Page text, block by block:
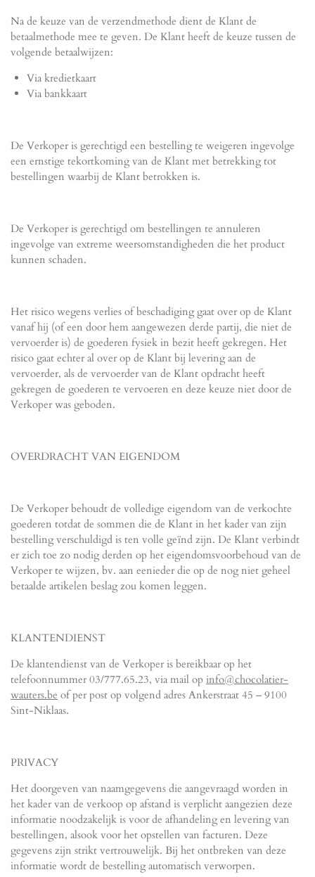
Na de keuze van de verzendmethode dient de Klant de
betaalmethode mee te geven. De Klant heeft de keuze tussen de
volgende betaalwijzen:
Via kredietkaart
Via bankkaart
De Verkoper is gerechtigd een bestelling te weigeren ingevolge
een ernstige tekortkoming van de Klant met betrekking tot
bestellingen waarbij de Klant betrokken is.
De Verkoper is gerechtigd om bestellingen te annuleren
ingevolge van extreme weersomstandigheden die het product
kunnen schaden.
Het risico wegens verlies of beschadiging gaat over op de Klant
vanaf hij (of een door hem aangewezen derde partij, die niet de
vervoerder is) de goederen fysiek in bezit heeft gekregen. Het
risico gaat echter al over op de Klant bij levering aan de
vervoerder, als de vervoerder van de Klant opdracht heeft
gekregen de goederen te vervoeren en deze keuze niet door de
Verkoper was geboden.
OVERDRACHT VAN EIGENDOM
De Verkoper behoudt de volledige eigendom van de verkochte
goederen totdat de sommen die de Klant in het kader van zijn
bestelling verschuldigd is ten volle geïnd zijn. De Klant verbindt
er zich toe zo nodig derden op het eigendomsvoorbehoud van de
Verkoper te wijzen, bv. aan eenieder die op de nog niet geheel
betaalde artikelen beslag zou komen leggen.
KLANTENDIENST
De klantendienst van de Verkoper is bereikbaar op het
telefoonnummer 03/777.65.23, via mail op info@chocolatier-
wauters.be of per post op volgend adres Ankerstraat 45 – 9100
Sint-Niklaas.
PRIVACY
Het doorgeven van naamgegevens die aangevraagd worden in
het kader van de verkoop op afstand is verplicht aangezien deze
informatie noodzakelijk is voor de afhandeling en levering van
bestellingen, alsook voor het opstellen van facturen. Deze
gegevens zijn strikt vertrouwelijk. Bij het ontbreken van deze
informatie wordt de bestelling automatisch verworpen.